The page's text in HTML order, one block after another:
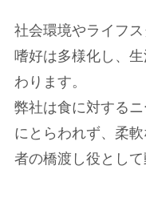
社会環境やライフ
嗜好は多様化し、
わります。
弊社は食に対する
にとらわれず、柔
者の橋渡し役として